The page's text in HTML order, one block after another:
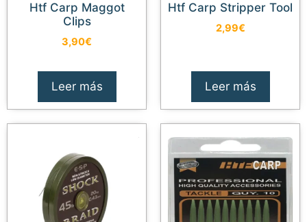
Htf Carp Maggot
Clips
3,90€
Leer más
Htf Carp Stripper Tool
2,99€
Leer más